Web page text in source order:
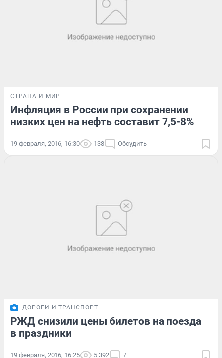
СТРАНА И МИР
Инфляция в России при сохранении
низких цен на нефть составит 7,5-8%
19 февраля, 2016, 16:30 138 Обсудить
ДОРОГИ И ТРАНСПОРТ
РЖД снизили цены билетов на поезда
в праздники
19 февраля, 2016, 16:25 5 392 7